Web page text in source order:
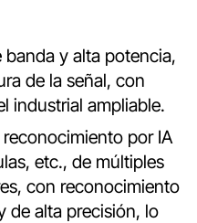
y alta potencia,
de la señal, con
industrial ampliable.
por IA
etc., de múltiples
con reconocimiento
de alta precisión, lo